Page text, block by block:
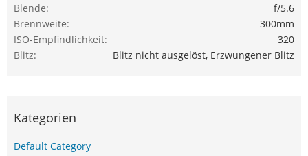
Blende
f/5.6
Brennweite
300mm
ISO-Empfindlichkeit
320
Blitz
Blitz nicht ausgelöst, Erzwungener Blitz
Kategorien
Default Category